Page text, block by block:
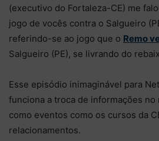
(executivo do Fortaleza-CE) me
jogo de vocês contra o Salgueiro
referindo-se ao jogo que o Remo
Salgueiro (PE), se livrando do
Esse episódio inimaginável para
funciona a troca de informações
como eventos como os cursos da
relacionamentos.